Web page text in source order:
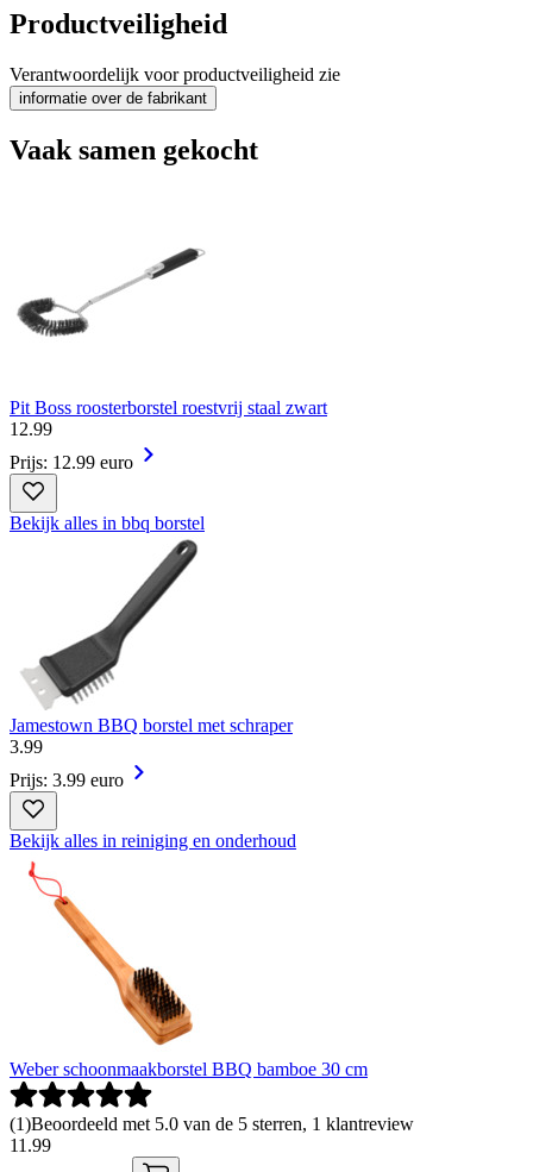
Productveiligheid
Verantwoordelijk voor productveiligheid zie
informatie over de fabrikant
Vaak samen gekocht
Pit Boss roosterborstel roestvrij staal zwart
12.99
Prijs: 12.99 euro
Bekijk alles in bbq borstel
Jamestown BBQ borstel met schraper
3.99
Prijs: 3.99 euro
Bekijk alles in reiniging en onderhoud
Weber schoonmaakborstel BBQ bamboe 30 cm
(1)Beoordeeld met 5.0 van de 5 sterren, 1 klantreview
11 .99